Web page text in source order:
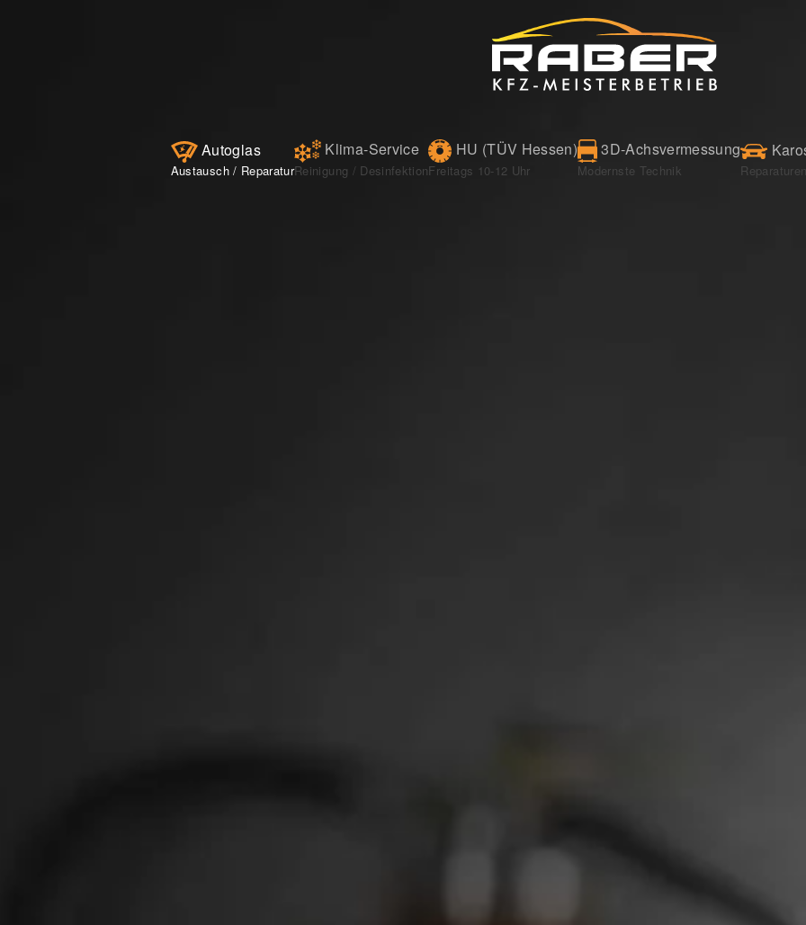
Autoglas
Austausch / Reparatur
Klima-Service
Reinigung / Desinfektion
HU (TÜV Hessen)
Freitags 10-12 Uhr
3D-Achsvermessung
Modernste Technik